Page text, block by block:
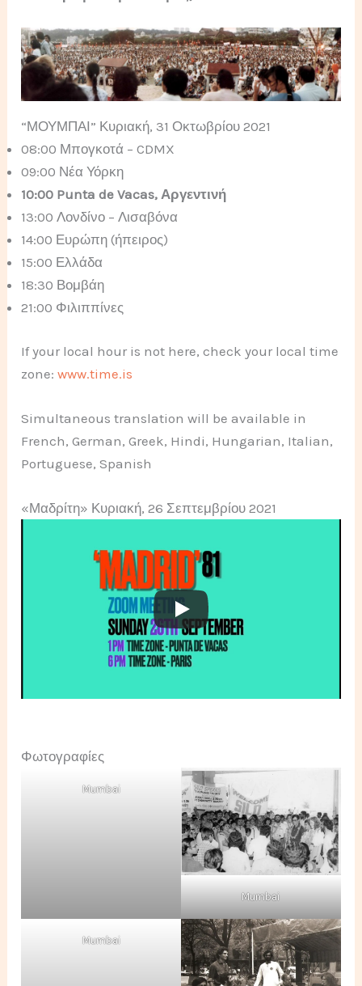
“ΜΟΥΜΠΑΙ” Κυριακή, 31 Οκτωβρίου 2021
08:00 Μπογκοτά – CDMX
09:00 Νέα Υόρκη
10:00 Punta de Vacas, Αργεντινή
13:00 Λονδίνο – Λισαβόνα
14:00 Ευρώπη (ήπειρος)
15:00 Ελλάδα
18:30 Βομβάη
21:00 Φιλιππίνες
If your local hour is not here, check your local time
zone:www.time.is
Simultaneous translation will be available in
French, German, Greek, Hindi, Hungarian, Italian,
Portuguese, Spanish
«Μαδρίτη» Κυριακή, 26 Σεπτεμβρίου 2021
Φωτογραφίες
Mumbai
Mumbai
Mumbai